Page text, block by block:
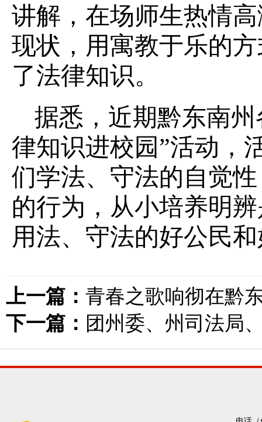
讲解，在场师生热情
现状，用寓教于乐的
了法律知识。
据悉，近期黔东南
律知识进校园”活动，
们学法、守法的自觉
的行为，从小培养明
用法、守法的好公民
上一篇： 青春之歌响彻在黔
下一篇： 团州委、州司法局